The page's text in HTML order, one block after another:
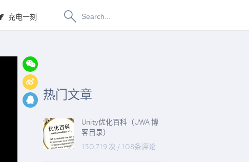
充电一刻 博物纳新
热门文章
Unity优化百科（UWA 博
客目录）
150,719 次 / 108条评论